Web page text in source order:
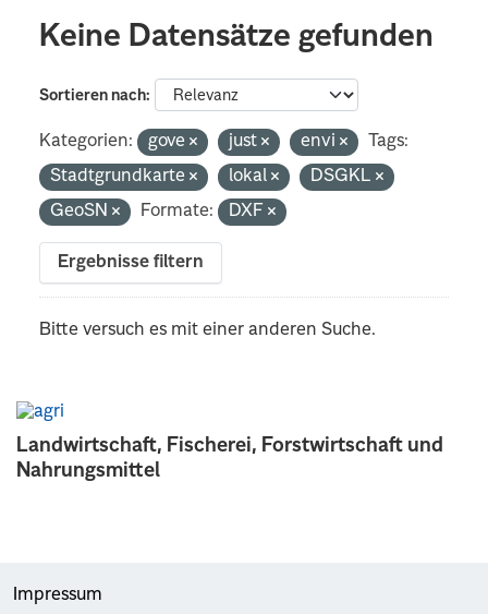
Landwirtschaft, Fischerei, Forstwirtschaft und
Nahrungsmittel
Keine Datensätze gefunden
Sortieren nach
Kategorien: gove just envi
Tags:
Stadtgrundkarte
lokal
DSGKL
GeoSN
Formate: DXF
Ergebnisse filtern
Bitte versuch es mit einer anderen Suche.
Impressum